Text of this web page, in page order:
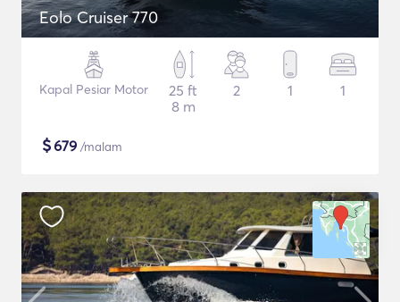
Eolo Cruiser 770
Kapal Pesiar Motor
25 ft
8 m
2 1 1
$679 /malam